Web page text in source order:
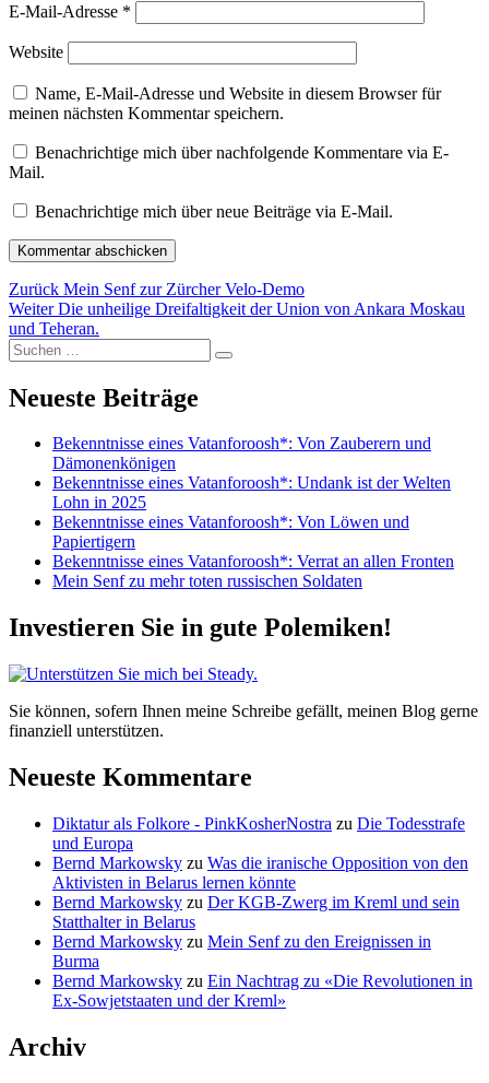
E-Mail-Adresse *
Website
Name, E-Mail-Adresse und Website in diesem Browser für
meinen nächsten Kommentar speichern.
Benachrichtige mich über nachfolgende Kommentare via E-
Mail.
Benachrichtige mich über neue Beiträge via E-Mail.
Beitragsnavigation
Zurück Vorheriger
Beitrag:
Mein Senf zur Zürcher Velo-Demo
Weiter Nächster
Beitrag:
Die unheilige Dreifaltigkeit der Union von Ankara Moskau
und Teheran.
Suchen
nach:
Suchen
Neueste Beiträge
Bekenntnisse eines Vatanforoosh*: Von Zauberern und
Dämonenkönigen
Bekenntnisse eines Vatanforoosh*: Undank ist der Welten
Lohn in 2025
Bekenntnisse eines Vatanforoosh*: Von Löwen und
Papiertigern
Bekenntnisse eines Vatanforoosh*: Verrat an allen Fronten
Mein Senf zu mehr toten russischen Soldaten
Investieren Sie in gute Polemiken!
Sie können, sofern Ihnen meine Schreibe gefällt, meinen Blog gerne
finanziell unterstützen.
Neueste Kommentare
Diktatur als Folkore - PinkKosherNostra zu Die Todesstrafe
und Europa
Bernd Markowsky zu Was die iranische Opposition von den
Aktivisten in Belarus lernen könnte
Bernd Markowsky zu Der KGB-Zwerg im Kreml und sein
Statthalter in Belarus
Bernd Markowsky zu Mein Senf zu den Ereignissen in
Burma
Bernd Markowsky zu Ein Nachtrag zu «Die Revolutionen in
Ex-Sowjetstaaten und der Kreml»
Archiv